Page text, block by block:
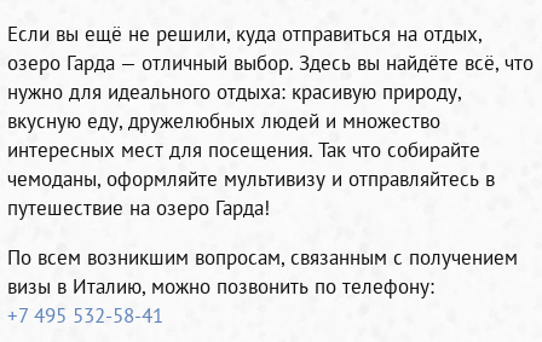
Если вы ещё не решили, куда отправиться на отдых,
озеро Гарда — отличный выбор. Здесь вы найдёте всё, что
нужно для идеального отдыха: красивую природу,
вкусную еду, дружелюбных людей и множество
интересных мест для посещения. Так что собирайте
чемоданы, оформляйте мультивизу и отправляйтесь в
путешествие на озеро Гарда!
По всем возникшим вопросам, связанным с получением
визы в Италию, можно позвонить по телефону:
+7 495 532-58-41